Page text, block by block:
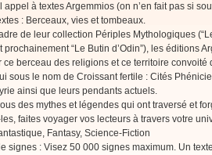
appel à textes Argemmios (on n’en fait pas si
: Berceaux, vies et tombeaux.
de leur collection Périples Mythologiques
prochainement “Le Butin d’Odin”), les éditions
ce berceau des religions et ce territoire convoité
sous le nom de Croissant fertile : Cités
ainsi que leurs pendants actuels.
des mythes et légendes qui ont traversé et
faites voyager vos lecteurs à travers votre
Fantasy, Science-Fiction
signes : Visez 50 000 signes maximum. Un